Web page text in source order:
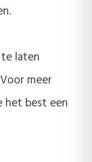
laten
meer
het best een